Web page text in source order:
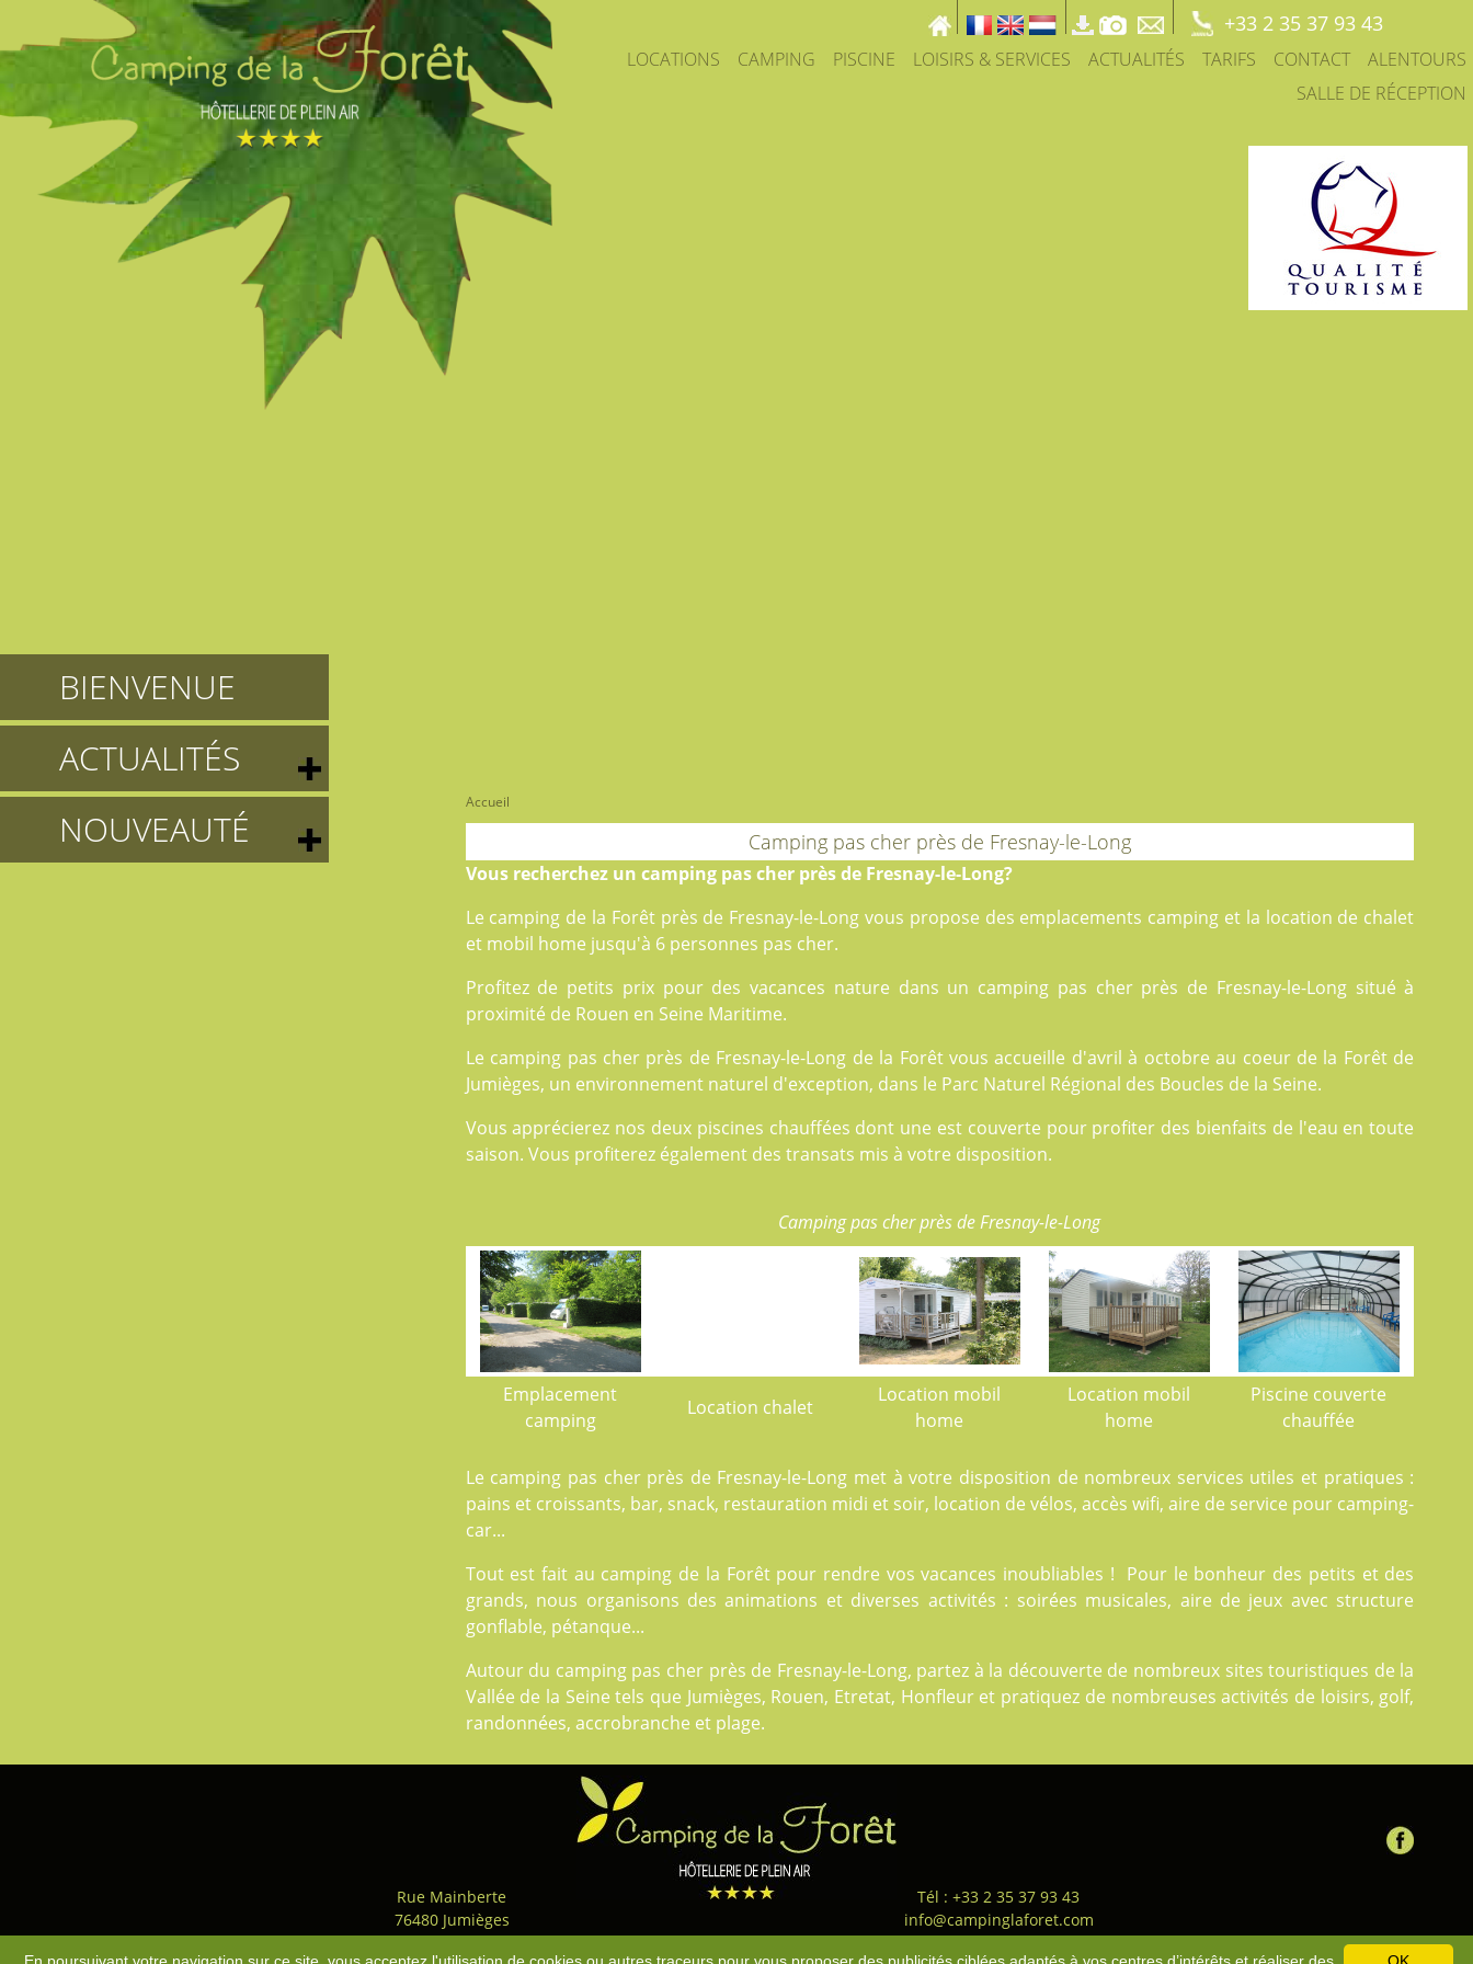
+33 2 35 37 93 43
LOCATIONS CAMPING PISCINE LOISIRS & SERVICES ACTUALITÉS TARIFS CONTACT
ALENTOURS
SALLE DE RÉCEPTION
BIENVENUE
ACTUALITÉS
NOUVEAUTÉ
Accueil
Camping pas cher près de Fresnay-le-Long
Vous recherchez un camping pas cher près de Fresnay-le-Long?
Le camping de la Forêt près de Fresnay-le-Long vous propose des emplacements camping et la location de chalet
et mobil home jusqu'à 6 personnes pas cher.
Profitez de petits prix pour des vacances nature dans un camping pas cher près de Fresnay-le-Long situé à
proximité de Rouen en Seine Maritime.
Le camping pas cher près de Fresnay-le-Long de la Forêt vous accueille d'avril à octobre au coeur de la Forêt de
Jumièges, un environnement naturel d'exception, dans le Parc Naturel Régional des Boucles de la Seine.
Vous apprécierez nos deux piscines chauffées dont une est couverte pour profiter des bienfaits de l'eau en toute
saison. Vous profiterez également des transats mis à votre disposition.
Camping pas cher près de Fresnay-le-Long
Emplacement
camping
Location chalet
Location mobil
home
Location mobil
home
Piscine couverte
chauffée
Le camping pas cher près de Fresnay-le-Long met à votre disposition de nombreux services utiles et pratiques :
pains et croissants, bar, snack, restauration midi et soir, location de vélos, accès wifi, aire de service pour camping-
car...
Tout est fait au camping de la Forêtpour rendre vos vacances inoubliables ! Pour le bonheur des petits et des
grands, nous organisons des animations et diverses activités : soirées musicales, aire de jeux avec structure
gonflable, pétanque...
Autour du camping pas cher près de Fresnay-le-Long, partez à la découverte de nombreux sites touristiques de la
Vallée de la Seine tels que Jumièges, Rouen, Etretat, Honfleur et pratiquez de nombreuses activités de loisirs, golf,
randonnées, accrobranche et plage.
Rue Mainberte
76480 Jumièges
Tél : +33 2 35 37 93 43
info@campinglaforet.com
Accès-Plan du site-Mentions légales-Nos Flux RSS- Téléchargement-Politique de confidentialité-condition générale de vente -Bons